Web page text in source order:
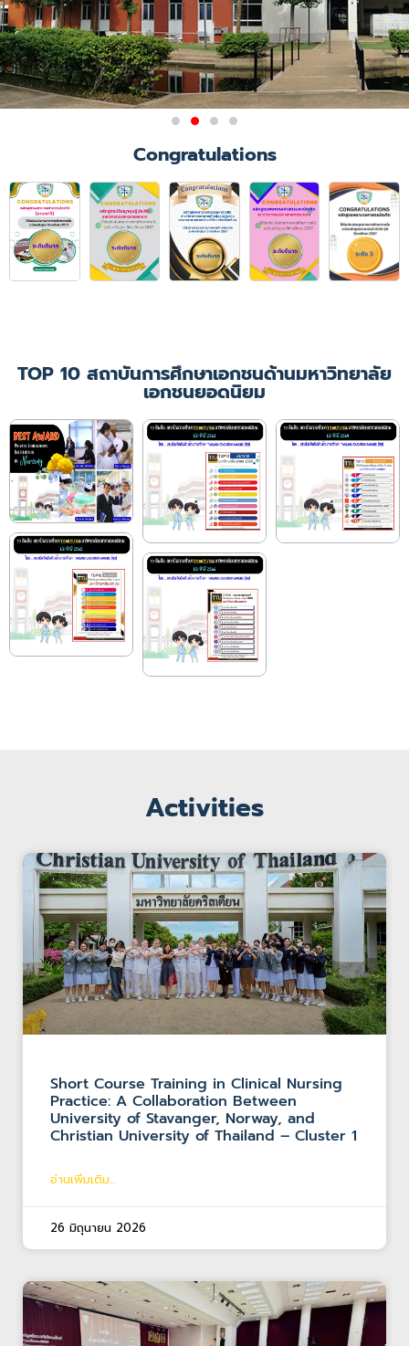
ผลการรับรองสถาบันการศึกษา
วิชาการพยาบาลและการ
ผดุงครรภ์
มติการประชุมคณะกรรมการสภาการ
พยาบาล ครั้งที่ 6/2564
เมื่อวันที่ 21 มิถุนายน 2564 ให้การ
รับรองคณะพยาบาลศาสตร์
(ปีการศึกษา 2564 - 2567)
เพิ่มเติม
Congratulations
TOP 10 สถาบันการศึกษาเอกชนด้านมหาวิทยาลัย
เอกชนยอดนิยม
Activities
Short Course Training in Clinical Nursing
Practice: A Collaboration Between
University of Stavanger, Norway, and
Christian University of Thailand – Cluster 1
อ่านเพิ่มเติม...
26 มิถุนายน 2026